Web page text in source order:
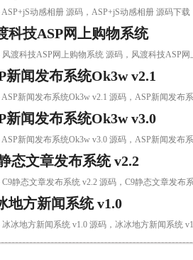
ASP+jS动感相册 源码，ASP+jS动感相册 源码下载
科技ASP网上购物系统
风渡科技ASP网上购物系统 源码，风渡科技ASP
新闻发布系统Ok3w v2.1
ASP新闻发布系统Ok3w v2.1 源码，ASP新闻发布
新闻发布系统Ok3w v3.0
ASP新闻发布系统Ok3w v3.0 源码，ASP新闻发布
态文章发布系统 v2.2
C9静态文章发布系统 v2.2 源码，C9静态文章发布
地方新闻系统 v1.0
冰冰地方新闻系统 v1.0 源码，冰冰地方新闻系统